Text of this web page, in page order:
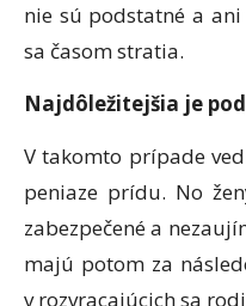
nie sú podstatné a
sa časom stratia.
Najdôležitejšia je
V takomto prípade
peniaze prídu. No
zabezpečené a
majú potom za
v rozvracajúcich sa